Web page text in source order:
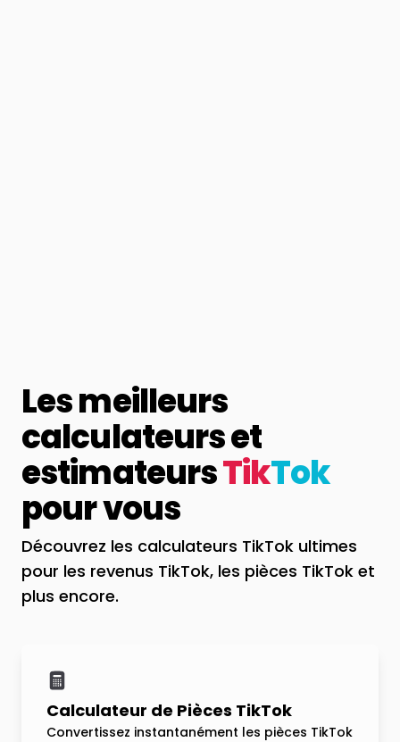
Les meilleurs
calculateurs et
estimateursTikTok
pour vous
Découvrez les calculateurs TikTok ultimes
pour les revenus TikTok, les pièces TikTok et
plus encore.
Calculateur de Pièces TikTok
Convertissez instantanément les pièces TikTok